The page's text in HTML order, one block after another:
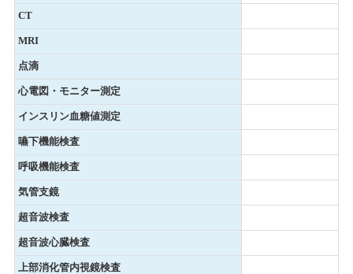
CT
MRI
点滴
心電図・モニター測定
インスリン血糖値測定
嚥下機能検査
呼吸機能検査
気管支鏡
超音波検査
超音波心臓検査
上部消化管内視鏡検査